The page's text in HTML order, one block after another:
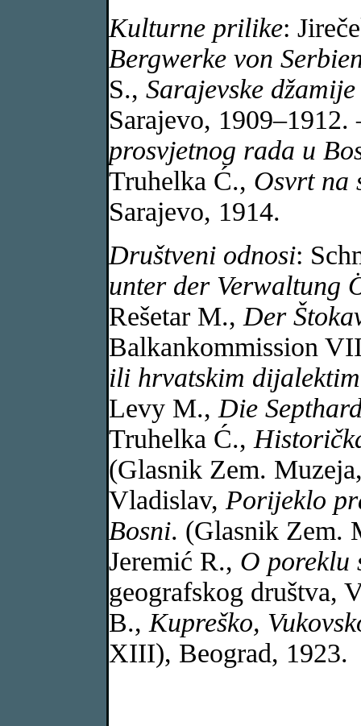
Kulturne prilike:
Bergwerke von
S., Sarajevske
Sarajevo,
prosvjetnog rada u
Truhelka Ć., Osvrt na
Sarajevo, 1914.
Društveni odnosi:
unter der Verwaltung
Rešetar M., Der
Balkankommission
ili hrvatskim
Levy M., Die
Truhelka Ć.,
(Glasnik Zem.
Vladislav, Porijeklo
Bosni. (Glasnik Zem.
Jeremić R., O poreklu
geografskog društva,
B., Kupreško,
XIII), Beograd, 1923.